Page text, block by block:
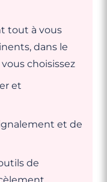
tout à vous
dans le
choisissez
et
et de
de